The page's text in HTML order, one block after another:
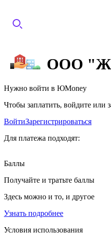
ООО
Нужно войти в ЮMoney
Чтобы заплатить, войдите или
ВойтиЗарегистрироваться
Для платежа подходят:
Баллы
Получайте и тратьте баллы
Здесь можно и то, и другое
Узнать подробнее
Условия использования